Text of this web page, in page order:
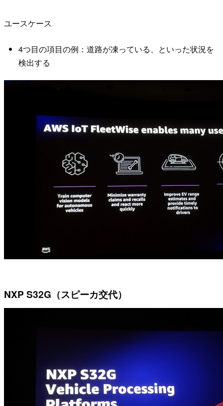
ユースケース
4つ目の項目の例：道路が凍っている、といった状況を
検出する
NXP S32G（スピーカ交代）